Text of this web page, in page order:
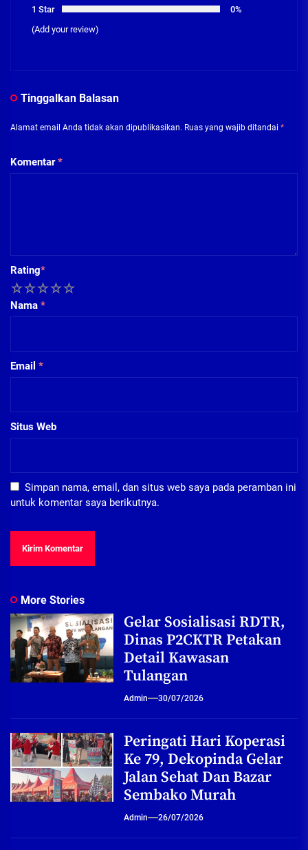
1 Star
0%
(Add your review)
Tinggalkan Balasan
Alamat email Anda tidak akan dipublikasikan. Ruas yang wajib ditandai *
Komentar*
Rating*
5
4
3
2
Nama *
Email *
Situs Web
Simpan nama, email, dan situs web saya pada peramban ini
untuk komentar saya berikutnya.
More Stories
Gelar Sosialisasi RDTR,
Dinas P2CKTR Petakan
Detail Kawasan
Tulangan
Admin 30/07/2026
Peringati Hari Koperasi
Ke 79, Dekopinda Gelar
Jalan Sehat Dan Bazar
Sembako Murah
Admin 26/07/2026